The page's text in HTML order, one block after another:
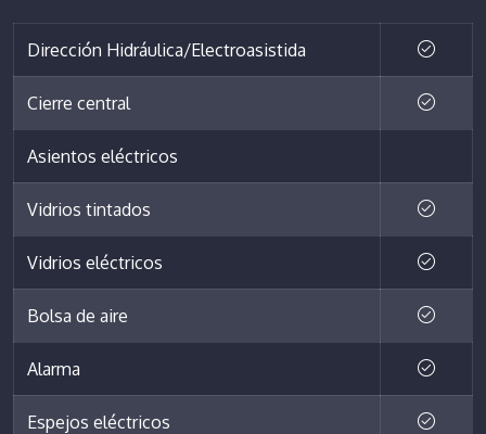
Dirección Hidráulica/Electroasistida
Cierre central
Asientos eléctricos
Vidrios tintados
Vidrios eléctricos
Bolsa de aire
Alarma
Espejos eléctricos